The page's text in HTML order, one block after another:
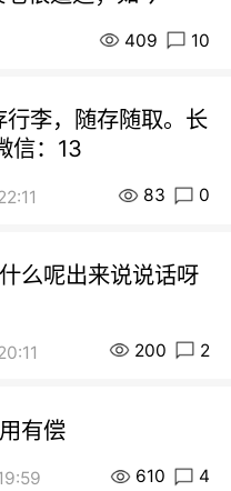
409 10
李，随存随取。长
信：13
83 0
么呢出来说说话呀
200 2
有偿
610 4